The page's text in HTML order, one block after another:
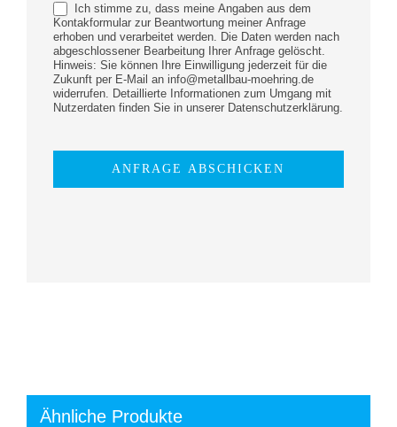
Ich stimme zu, dass meine Angaben aus dem
Kontakformular zur Beantwortung meiner Anfrage
erhoben und verarbeitet werden. Die Daten werden nach
abgeschlossener Bearbeitung Ihrer Anfrage gelöscht.
Hinweis: Sie können Ihre Einwilligung jederzeit für die
Zukunft per E-Mail an info@metallbau-moehring.de
widerrufen. Detaillierte Informationen zum Umgang mit
Nutzerdaten finden Sie in unserer Datenschutzerklärung.
ANFRAGE ABSCHICKEN
Ähnliche Produkte